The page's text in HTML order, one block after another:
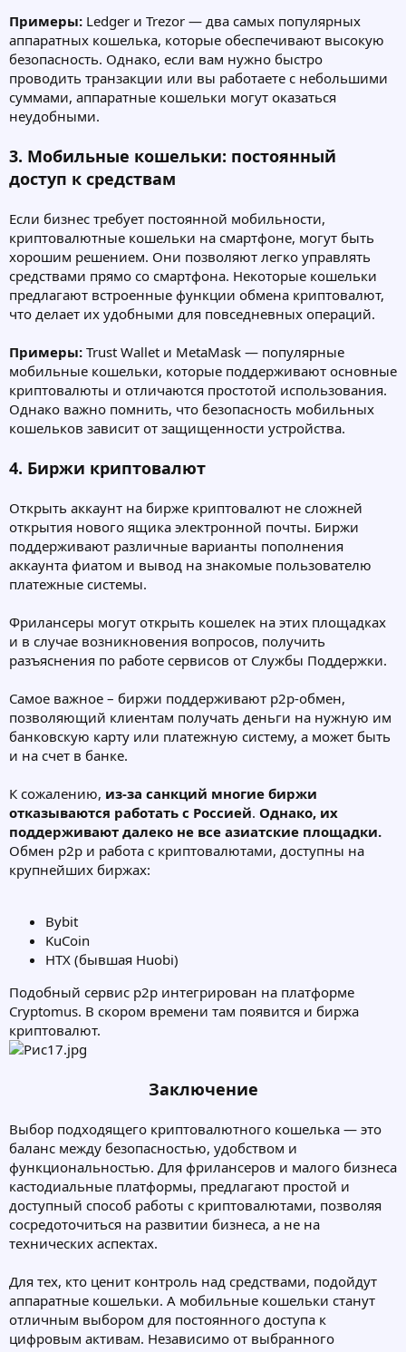
Примеры: Ledger и Trezor — два самых популярных
аппаратных кошелька, которые обеспечивают высокую
безопасность. Однако, если вам нужно быстро
проводить транзакции или вы работаете с небольшими
суммами, аппаратные кошельки могут оказаться
неудобными.
3. Мобильные кошельки: постоянный
доступ к средствам
Если бизнес требует постоянной мобильности,
криптовалютные кошельки на смартфоне, могут быть
хорошим решением. Они позволяют легко управлять
средствами прямо со смартфона. Некоторые кошельки
предлагают встроенные функции обмена криптовалют,
что делает их удобными для повседневных операций.
Примеры: Trust Wallet и MetaMask — популярные
мобильные кошельки, которые поддерживают основные
криптовалюты и отличаются простотой использования.
Однако важно помнить, что безопасность мобильных
кошельков зависит от защищенности устройства.
4. Биржи криптовалют
Открыть аккаунт на бирже криптовалют не сложней
открытия нового ящика электронной почты. Биржи
поддерживают различные варианты пополнения
аккаунта фиатом и вывод на знакомые пользователю
платежные системы.
Фрилансеры могут открыть кошелек на этих площадках
и в случае возникновения вопросов, получить
разъяснения по работе сервисов от Службы Поддержки.
Самое важное – биржи поддерживают p2p-обмен,
позволяющий клиентам получать деньги на нужную им
банковскую карту или платежную систему, а может быть
и на счет в банке.
К сожалению, из-за санкций многие биржи
отказываются работать с Россией. Однако, их
поддерживают далеко не все азиатские площадки.
Обмен p2p и работа с криптовалютами, доступны на
крупнейших биржах:
Bybit
KuCoin
HTX (бывшая Huobi)
Подобный сервис p2p интегрирован на платформе
Cryptomus. В скором времени там появится и биржа
криптовалют.
Заключение
Выбор подходящего криптовалютного кошелька — это
баланс между безопасностью, удобством и
функциональностью. Для фрилансеров и малого бизнеса
кастодиальные платформы, предлагают простой и
доступный способ работы с криптовалютами, позволяя
сосредоточиться на развитии бизнеса, а не на
технических аспектах.
Для тех, кто ценит контроль над средствами, подойдут
аппаратные кошельки. А мобильные кошельки станут
отличным выбором для постоянного доступа к
цифровым активам. Независимо от выбранного